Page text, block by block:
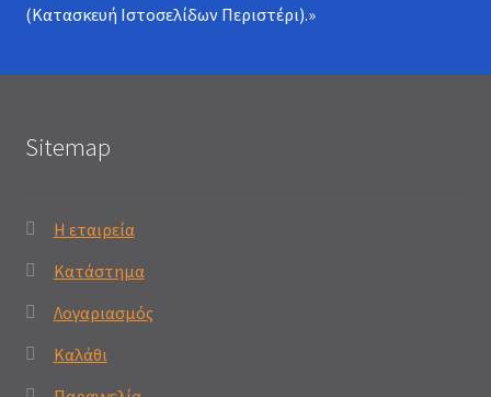
(Κατασκευή Ιστοσελίδων Περιστέρι).»
Sitemap
Η εταιρεία
Κατάστημα
Λογαριασμός
Καλάθι